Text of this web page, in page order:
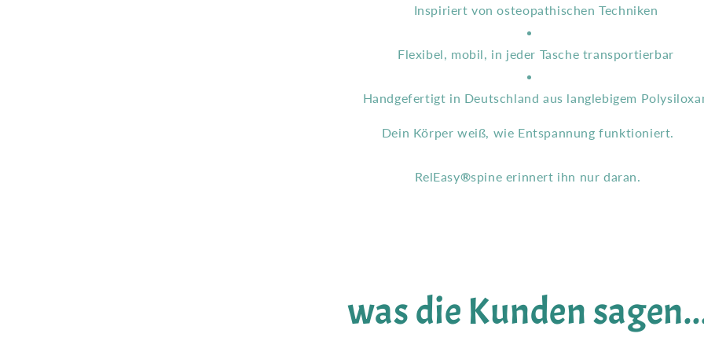
Inspiriert von osteopathischen Techniken
Flexibel, mobil, in jeder Tasche transportierbar
Handgefertigt in Deutschland aus langlebigem
Dein Körper weiß, wie Entspannung funktioniert.
RelEasy®spine erinnert ihn nur daran.
was die Kunden